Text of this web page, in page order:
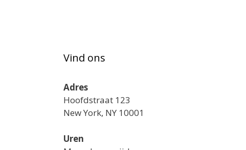
Vind ons
Adres
Hoofdstraat 123
New York, NY 10001
Uren